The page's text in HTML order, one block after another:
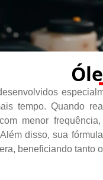
tempo. Quando
menor
disso, sua
beneficiando tanto